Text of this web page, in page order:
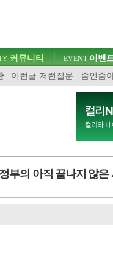
커뮤니티
이런글 저런질문 줌인줌
EVENT이벤
부의 아직 끝나지 않은